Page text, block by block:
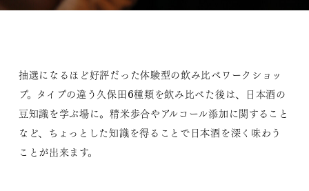
抽選になるほど好評だった体験型の飲み比べワークショッ
プ。タイプの違う久保田6種類を飲み比べた後は、日本酒の
豆知識を学ぶ場に。精米歩合やアルコール添加に関すること
など、ちょっとした知識を得ることで日本酒を深く味わう
ことが出来ます。